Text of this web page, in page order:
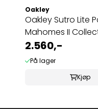
Oakley
Oakley Sutro Lite
Mahomes II
2.560,-
På lager
Kjøp